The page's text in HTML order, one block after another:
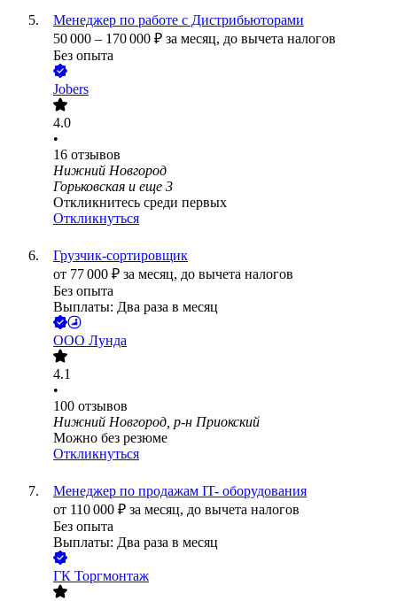
Менеджер по работе с Дистрибьюторами
50 000 – 170 000 ₽ за месяц, до вычета налогов
Без опыта
Jobers
4.0
•
16 отзывов
Нижний Новгород
Горьковская и еще 3
Откликнитесь среди первых
Откликнуться
Грузчик-сортировщик
от 77 000 ₽ за месяц, до вычета налогов
Без опыта
Выплаты: Два раза в месяц
ООО Лунда
4.1
•
100 отзывов
Нижний Новгород, р-н Приокский
Можно без резюме
Откликнуться
Менеджер по продажам IT- оборудования
от 110 000 ₽ за месяц, до вычета налогов
Без опыта
Выплаты: Два раза в месяц
ГК Торгмонтаж